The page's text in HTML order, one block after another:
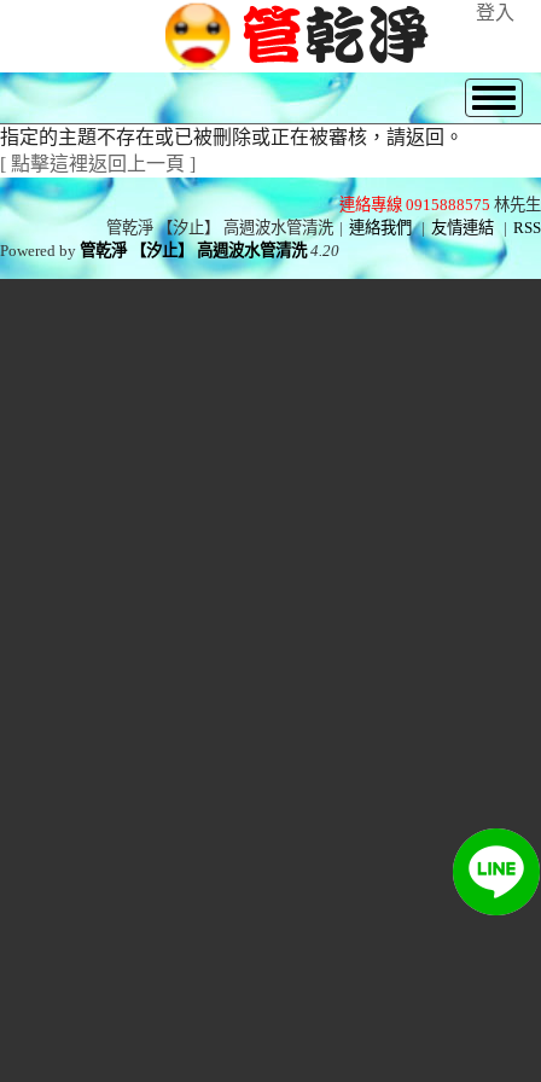
登入
指定的主題不存在或已被刪除或正在被審核，請返回。
[ 點擊這裡返回上一頁 ]
連絡專線 0915888575 林先生
管乾淨 【汐止】 高週波水管清洗 | 連絡我們 | 友情連結 | RSS
Powered by管乾淨 【汐止】 高週波水管清洗 4.20